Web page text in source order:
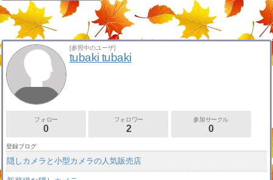
[参照中のユーザ]
tubaki tubaki
フォロー
0
フォロワー
2
参加サークル
0
登録ブログ
隠しカメラと小型カメラの人気販売店